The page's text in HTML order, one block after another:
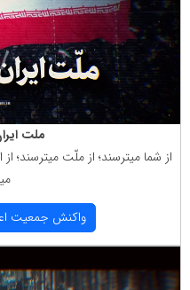
ملت
از شما میترسند؛ از ملّت میترسند؛
واكنش جمعیت